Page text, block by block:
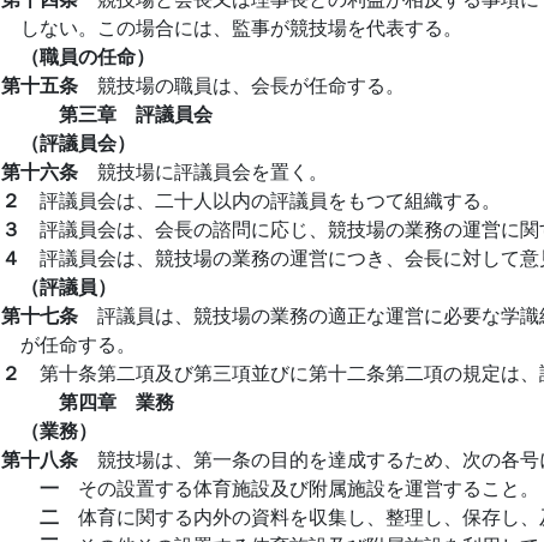
しない。この場合には、監事が競技場を代表する。
（職員の任命）
第十五条 競技場の職員は、会長が任命する。
第三章 評議員会
（評議員会）
第十六条 競技場に評議員会を置く。
２ 評議員会は、二十人以内の評議員をもつて組織する。
３ 評議員会は、会長の諮問に応じ、競技場の業務の運営に関
４ 評議員会は、競技場の業務の運営につき、会長に対して意
（評議員）
第十七条 評議員は、競技場の業務の適正な運営に必要な学
が任命する。
２ 第十条第二項及び第三項並びに第十二条第二項の規定は、
第四章 業務
（業務）
第十八条 競技場は、第一条の目的を達成するため、次の各号
一 その設置する体育施設及び附属施設を運営すること。
二 体育に関する内外の資料を収集し、整理し、保存し、